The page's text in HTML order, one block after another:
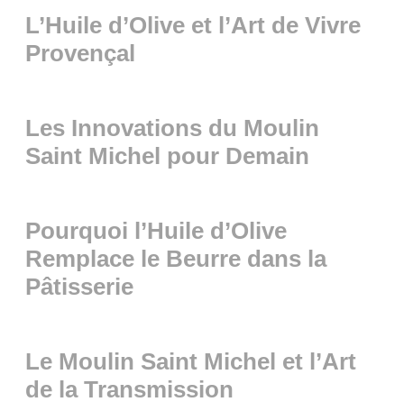
L’Huile d’Olive et l’Art de Vivre
Provençal
Les Innovations du Moulin
Saint Michel pour Demain
Pourquoi l’Huile d’Olive
Remplace le Beurre dans la
Pâtisserie
Le Moulin Saint Michel et l’Art
de la Transmission